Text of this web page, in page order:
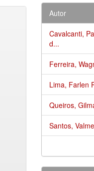
Autor
Cavalcanti,
d...
Ferreira,
Lima, Farlen
Queiros,
Santos,